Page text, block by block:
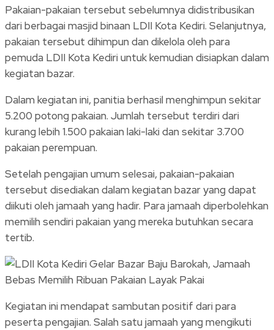
Pakaian-pakaian tersebut sebelumnya didistribusikan
dari berbagai masjid binaan LDII Kota Kediri. Selanjutnya,
pakaian tersebut dihimpun dan dikelola oleh para
pemuda LDII Kota Kediri untuk kemudian disiapkan dalam
kegiatan bazar.
Dalam kegiatan ini, panitia berhasil menghimpun sekitar
5.200 potong pakaian. Jumlah tersebut terdiri dari
kurang lebih 1.500 pakaian laki-laki dan sekitar 3.700
pakaian perempuan.
Setelah pengajian umum selesai, pakaian-pakaian
tersebut disediakan dalam kegiatan bazar yang dapat
diikuti oleh jamaah yang hadir. Para jamaah diperbolehkan
memilih sendiri pakaian yang mereka butuhkan secara
tertib.
Kegiatan ini mendapat sambutan positif dari para
peserta pengajian. Salah satu jamaah yang mengikuti